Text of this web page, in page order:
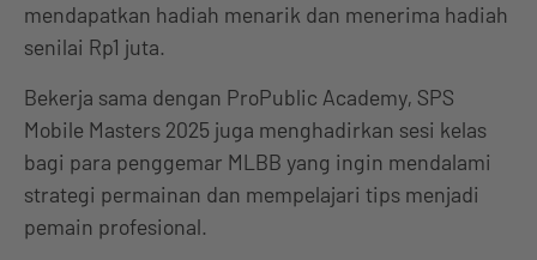
mendapatkan hadiah menarik dan menerima hadiah
senilai Rp1 juta.
Bekerja sama dengan ProPublic Academy, SPS
Mobile Masters 2025 juga menghadirkan sesi kelas
bagi para penggemar MLBB yang ingin mendalami
strategi permainan dan mempelajari tips menjadi
pemain profesional.